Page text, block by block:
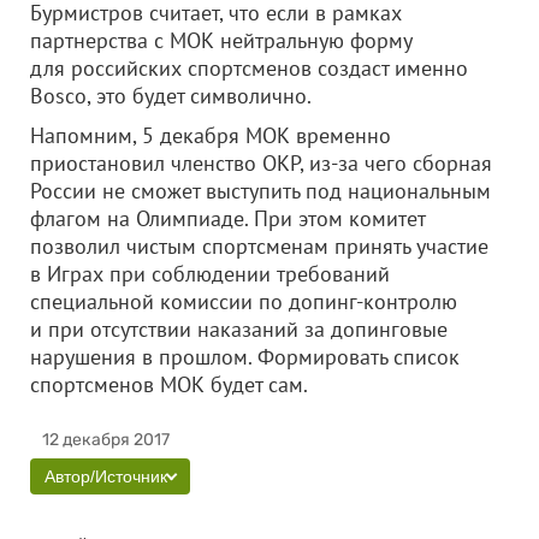
Бурмистров считает, что если в рамках
партнерства с МОК нейтральную форму
для российских спортсменов создаст именно
Bosco, это будет символично.
Напомним, 5 декабря МОК временно
приостановил членство ОКР, из-за чего сборная
России не сможет выступить под национальным
флагом на Олимпиаде. При этом комитет
позволил чистым спортсменам принять участие
в Играх при соблюдении требований
специальной комиссии по допинг-контролю
и при отсутствии наказаний за допинговые
нарушения в прошлом. Формировать список
спортсменов МОК будет сам.
12 декабря 2017
Автор/Источник